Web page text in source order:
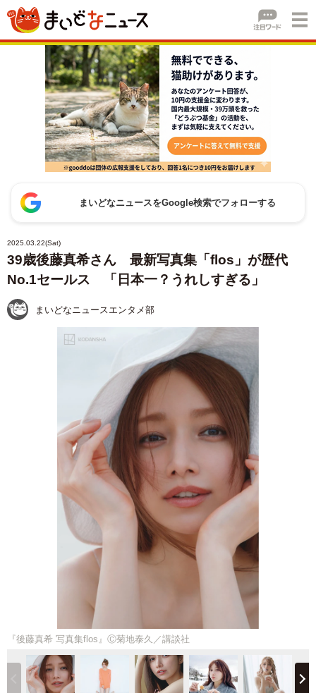
まいどなニュースをGoogle検索でフォローする
2025.03.22(Sat)
39歳後藤真希さん 最新写真集「flos」が歴代
No.1セールス 「日本一？うれしすぎる」
まいどなニュースエンタメ部
『後藤真希 写真集flos』Ⓒ菊地泰久／講談社